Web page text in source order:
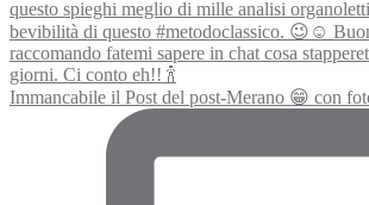
Immancabile il Post del post-Merano 😁 con